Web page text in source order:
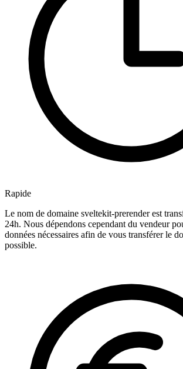
Rapide
Le nom de domaine sveltekit-prerender est
24h. Nous dépendons cependant du vendeur
données nécessaires afin de vous transférer le
possible.